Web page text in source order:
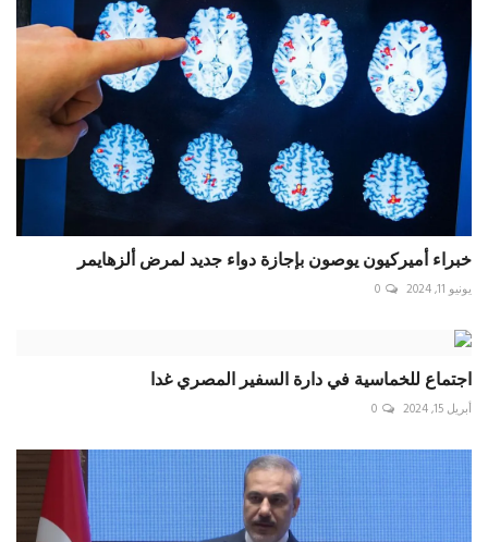
خبراء أميركيون يوصون بإجازة دواء جديد لمرض ألزهايمر
يونيو 11, 2024 0
اجتماع للخماسية في دارة السفير المصري غدا
أبريل 15, 2024 0